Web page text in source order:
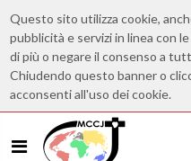
Questo sito utilizza cookie,
pubblicità e servizi in linea con
di più o negare il consenso a
Chiudendo questo banner o
acconsenti all'uso dei cookie.